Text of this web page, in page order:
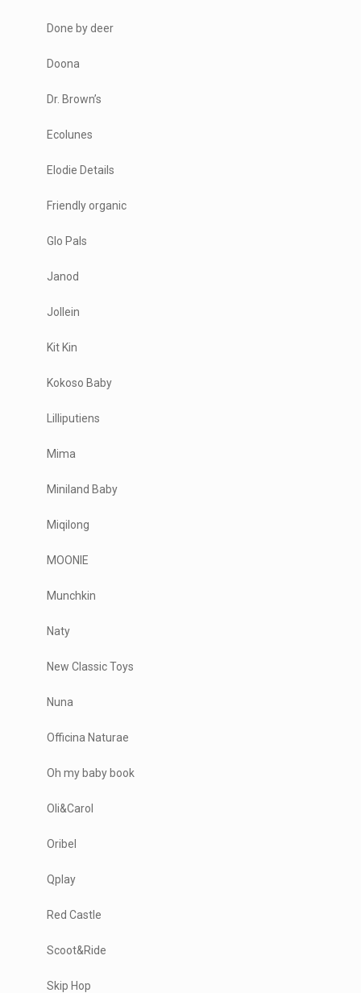
Done by deer
Doona
Dr. Brown’s
Ecolunes
Elodie Details
Friendly organic
Glo Pals
Janod
Jollein
Kit Kin
Kokoso Baby
Lilliputiens
Mima
Miniland Baby
Miqilong
MOONIE
Munchkin
Naty
New Classic Toys
Nuna
Officina Naturae
Oh my baby book
Oli&Carol
Oribel
Qplay
Red Castle
Scoot&Ride
Skip Hop